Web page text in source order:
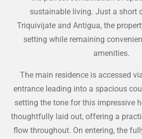
sustainable living. Just a short
Triquivijate and Antigua, the
setting while remaining
amenities.
The main residence is accessed
entrance leading into a spacious
setting the tone for this impressive
thoughtfully laid out, offering a
flow throughout. On entering, the